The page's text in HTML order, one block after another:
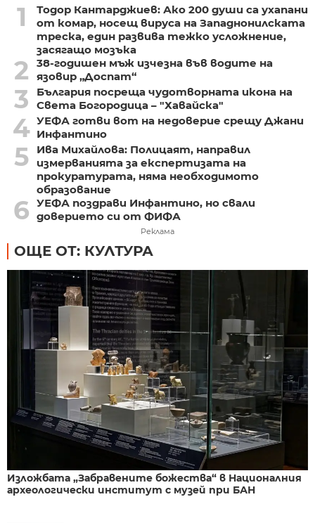
1
Тодор Кантарджиев: Ако 200 души са ухапани
от комар, носещ вируса на Западнонилската
треска, един развива тежко усложнение,
засягащо мозъка
2
38-годишен мъж изчезна във водите на
язовир „Доспат“
3
България посреща чудотворната икона на
Света Богородица – "Хавайска"
4 УЕФА готви вот на недоверие срещу Джани
Инфантино
5
Ива Михайлова: Полицаят, направил
измерванията за експертизата на
прокуратурата, няма необходимото
образование
6 УЕФА поздрави Инфантино, но свали
доверието си от ФИФА
Реклама
ОЩЕ ОТ: КУЛТУРА
Изложбата „Забравените божества“ в Националния
археологически институт с музей при БАН